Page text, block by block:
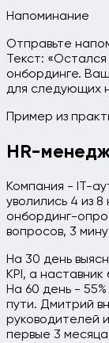
Напоминание
Отправьте
Текст:
онбординге.
для следующих
Пример из
HR-
Компания - IT-
уволились 4 из
онбординг-
вопросов, 3
На 30 день
KPI, а
На 60 день -
пути. Дмитрий
руководителей
первые 3